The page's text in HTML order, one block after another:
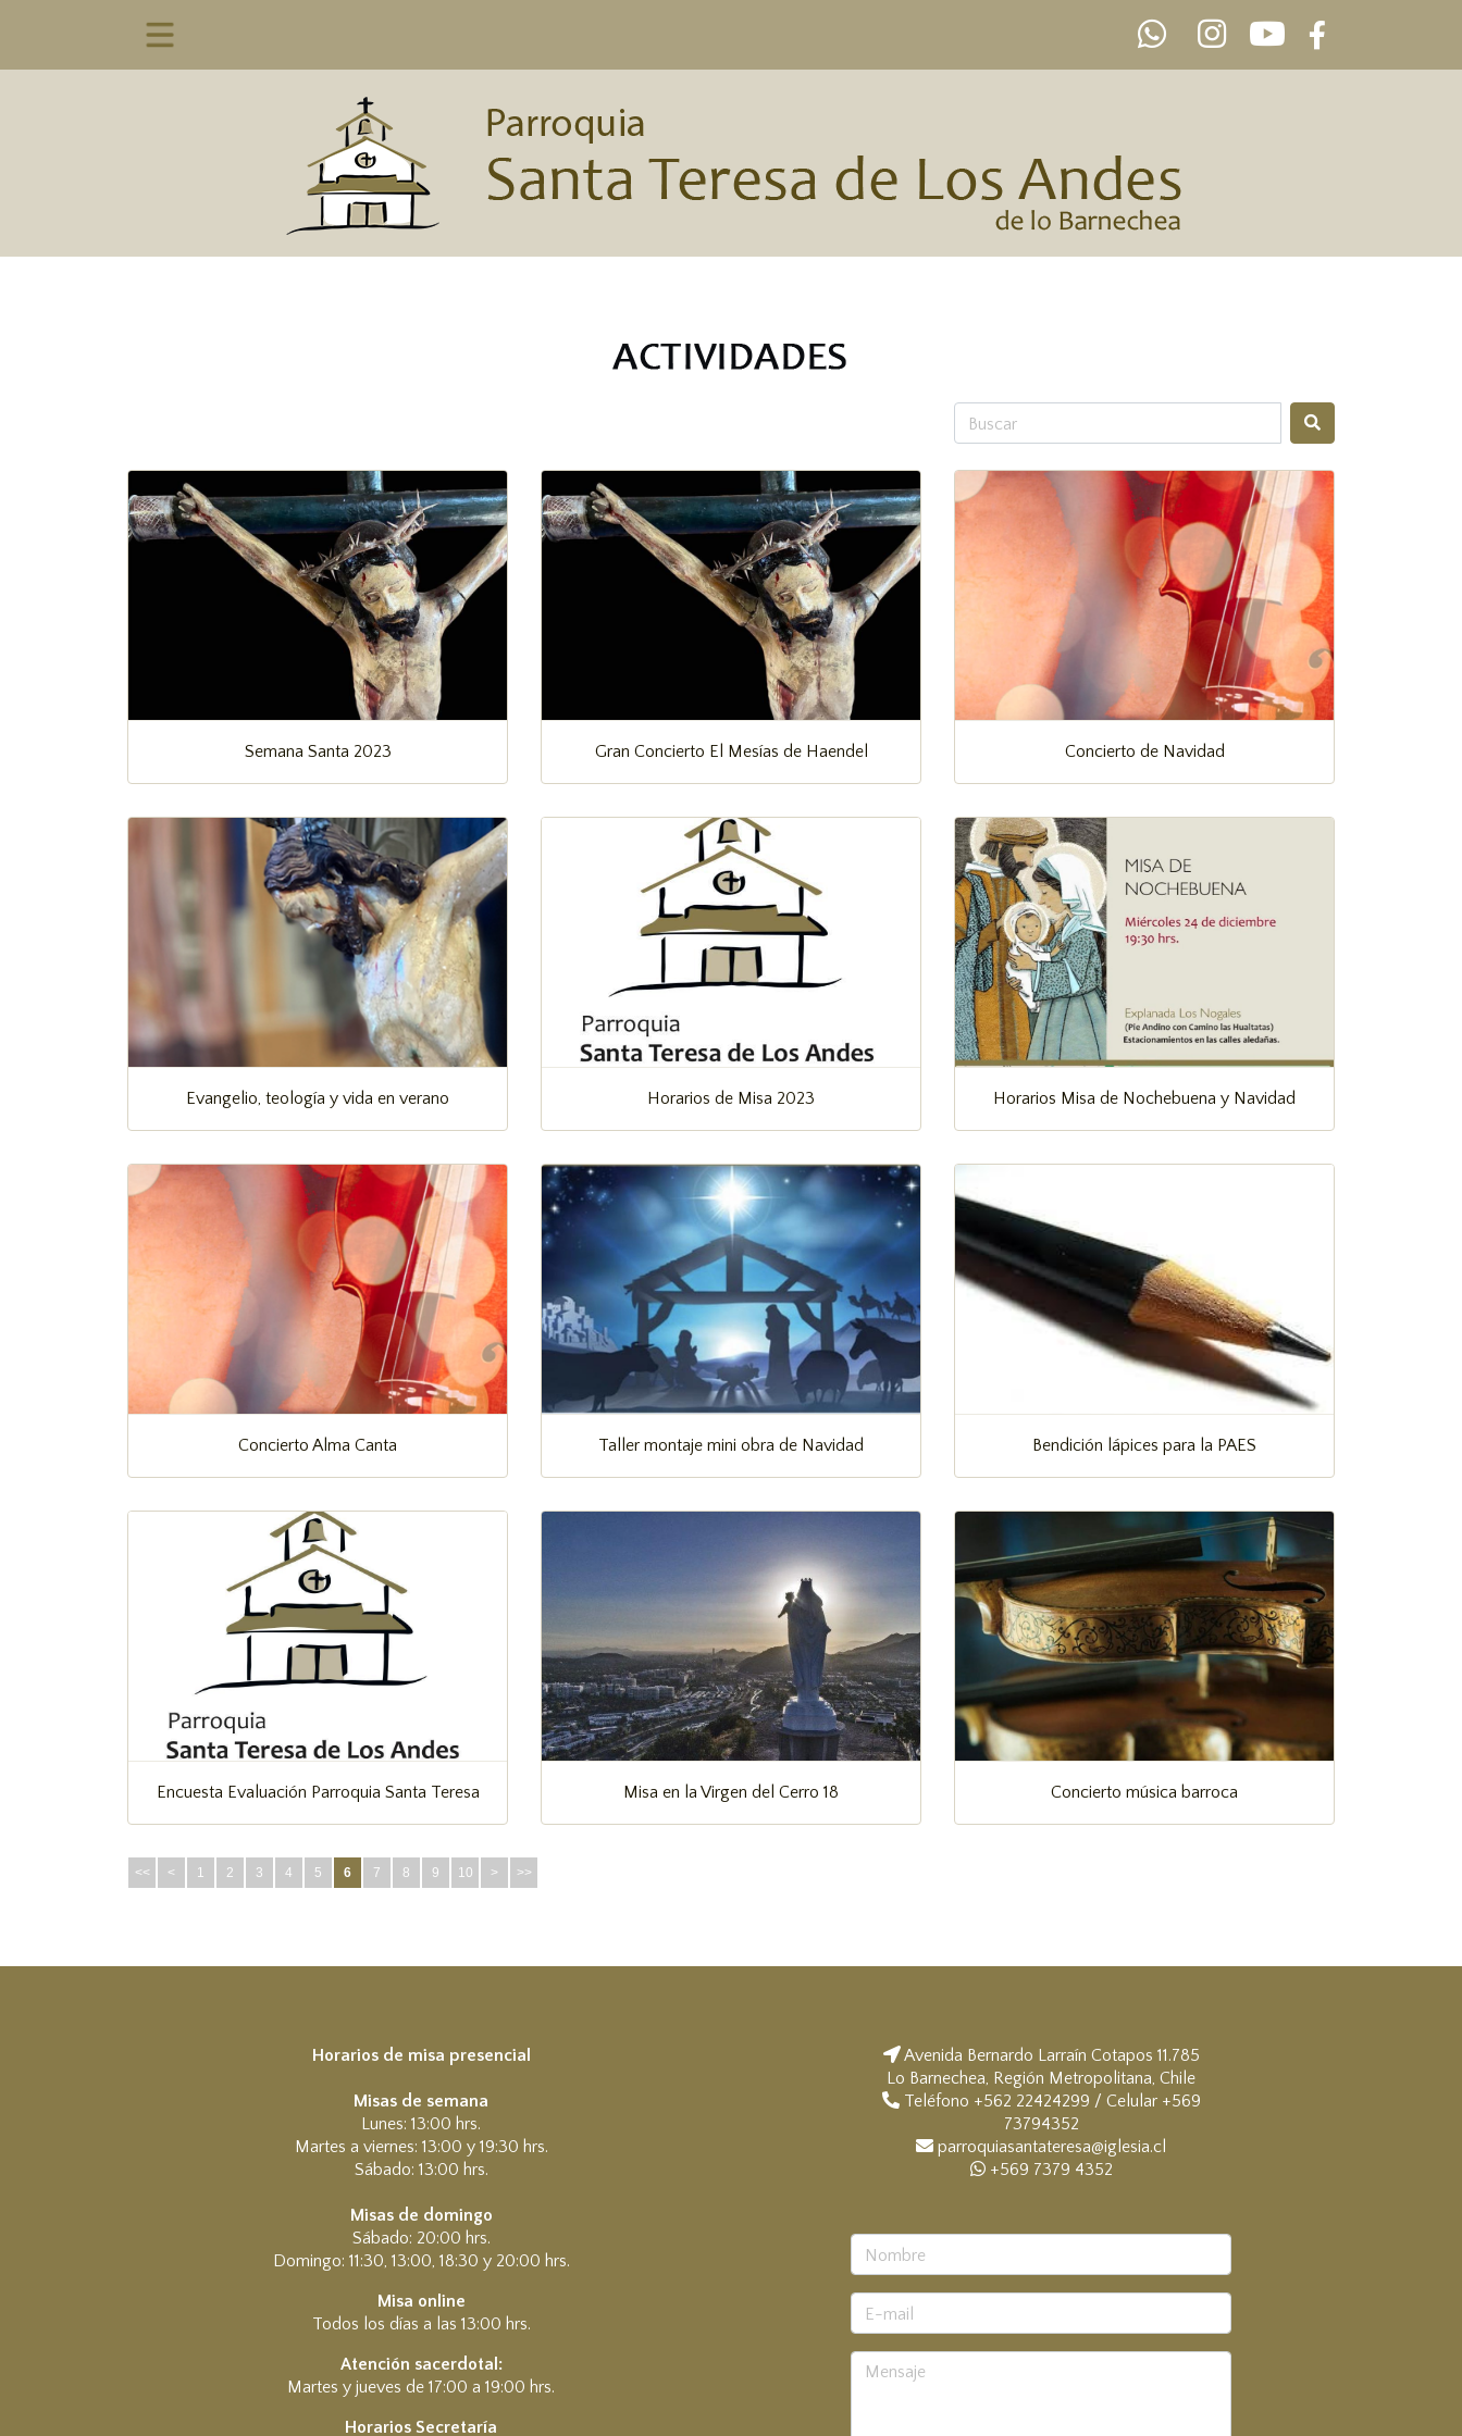
Semana Santa 2023 Gran Concierto El Mesías de Haendel Concierto de Navidad
Evangelio, teología y vida en verano Horarios de Misa 2023 Horarios Misa de Nochebuena y Navidad
Concierto Alma Canta Taller montaje mini obra de Navidad Bendición lápices para la PAES
Encuesta Evaluación Parroquia Santa Teresa Misa en la Virgen del Cerro 18 Concierto música barroca
<< < 1 2 3 4 5 6 7 8 9 10 > >>
Horarios de misa presencial
Misas de semana
Lunes: 13:00 hrs.
Martes a viernes: 13:00 y 19:30 hrs.
Sábado: 13:00 hrs.
Misas de domingo
Sábado: 20:00 hrs.
Domingo: 11:30, 13:00, 18:30 y 20:00 hrs.
Misa online
Todos los días a las 13:00 hrs.
Atención sacerdotal:
Martes y jueves de 17:00 a 19:00 hrs.
Horarios Secretaría
Avenida Bernardo Larraín Cotapos 11.785
Lo Barnechea, Región Metropolitana, Chile
Teléfono +562 22424299 / Celular +569
73794352
parroquiasantateresa@iglesia.cl
+569 7379 4352